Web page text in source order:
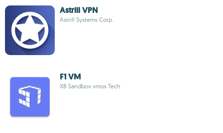
Astrill VPN
Astrill Systems Corp.
F1 VM
X8 Sandbox vmos Tech